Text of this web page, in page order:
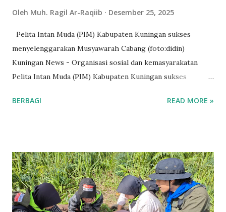
Oleh Muh. Ragil Ar-Raqiib Desember 25, 2025
Pelita Intan Muda (PIM) Kabupaten Kuningan sukses
menyelenggarakan Musyawarah Cabang (foto:didin)
Kuningan News - Organisasi sosial dan kemasyarakatan
Pelita Intan Muda (PIM) Kabupaten Kuningan sukses
(25/12/2025). Kegiatan berlangsung di Kampus STAI
2025-2026 sekaligus menandai dimulainya kepengurusan
baru periode 2026-2027. Pelaksanaan musyawarah
berlangsung dengan tertib, demokratis, dan penuh
semangat kebersamaan. Muscab tersebut juga mendapat
BERBAGI READ MORE »